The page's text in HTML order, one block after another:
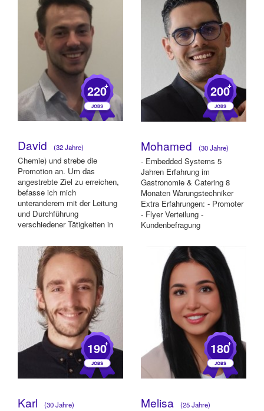
220+
David (32 Jahre)
Chemie) und strebe die
Promotion an. Um das
angestrebte Ziel zu erreichen,
befasse ich mich
unteranderem mit der Leitung
und Durchführung
verschiedener Tätigkeiten in
Gast...
200+
Mohamed (30 Jahre)
- Embedded Systems 5
Jahren Erfahrung im
Gastronomie & Catering 8
Monaten Warungstechniker
Extra Erfahrungen: - Promoter
- Flyer Verteilung -
Kundenbefragung
190+
Karl (30 Jahre)
180+
Melisa (25 Jahre)